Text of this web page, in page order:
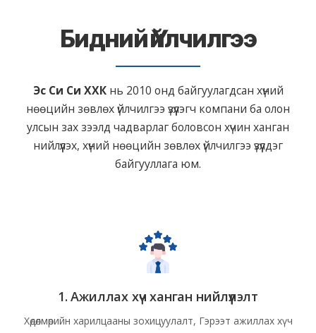
Бидний Үйлчилгээ
Эс Си Си ХХКнь 2010 онд байгуулагдсан хүний
нөөцийн зөвлөх үйлчилгээ үзүүлэгч компани ба олон
улсын зах зээлд чадварлаг боловсон хүчин ханган
нийлүүлэх, хүний нөөцийн зөвлөх үйлчилгээ үзүүлдэг
байгууллага юм.
1. Ажиллах хүч ханган нийлүүлэлт
Хөдөлмөрийн харилцааны зохицуулалт, Гэрээт ажиллах хүч